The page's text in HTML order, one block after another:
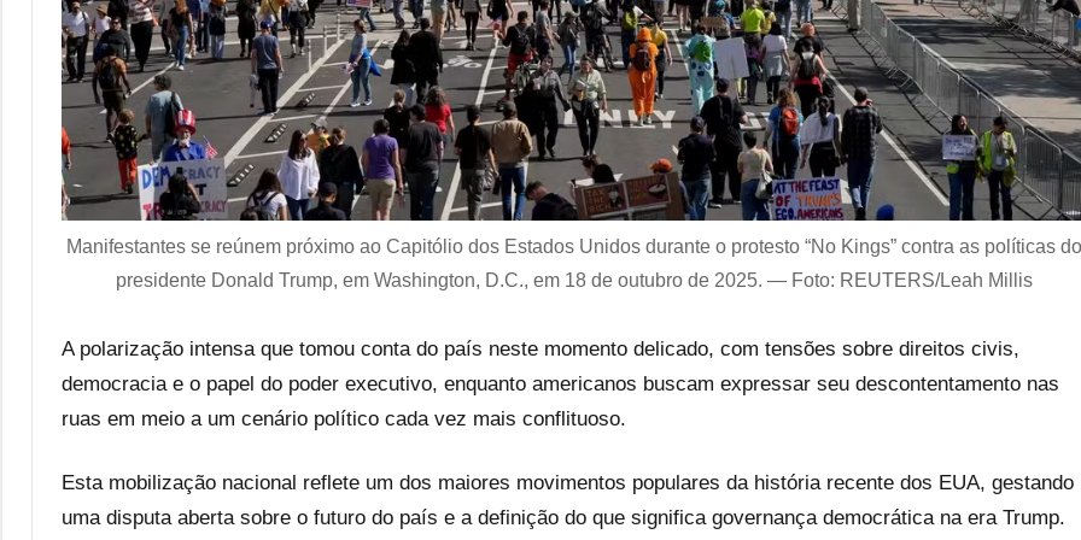
Manifestantes se reúnem próximo ao Capitólio dos Estados Unidos durante o protesto “No Kings” contra as políticas do
presidente Donald Trump, em Washington, D.C., em 18 de outubro de 2025. — Foto: REUTERS/Leah Millis
A polarização intensa que tomou conta do país neste momento delicado, com tensões sobre direitos civis,
democracia e o papel do poder executivo, enquanto americanos buscam expressar seu descontentamento nas
ruas em meio a um cenário político cada vez mais conflituoso.
Esta mobilização nacional reflete um dos maiores movimentos populares da história recente dos EUA, gestando
uma disputa aberta sobre o futuro do país e a definição do que significa governança democrática na era Trump.